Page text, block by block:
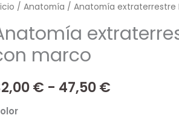
/ Anatomía / Anatomía extraterrestre
marco
€ - 47,50€
Rango
de